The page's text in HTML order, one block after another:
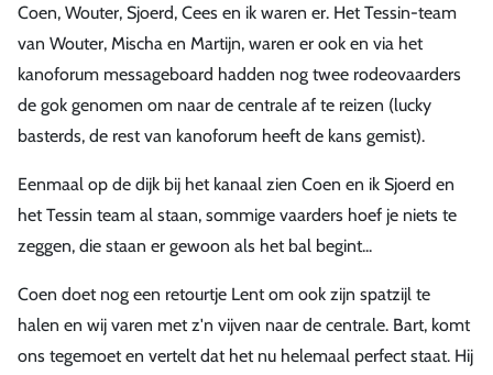
Coen, Wouter, Sjoerd, Cees en ik waren er. Het Tessin-team
van Wouter, Mischa en Martijn, waren er ook en via het
kanoforum messageboard hadden nog twee rodeovaarders
de gok genomen om naar de centrale af te reizen (lucky
basterds, de rest van kanoforum heeft de kans gemist).
Eenmaal op de dijk bij het kanaal zien Coen en ik Sjoerd en
het Tessin team al staan, sommige vaarders hoef je niets te
zeggen, die staan er gewoon als het bal begint...
Coen doet nog een retourtje Lent om ook zijn spatzijl te
halen en wij varen met z'n vijven naar de centrale. Bart, komt
ons tegemoet en vertelt dat het nu helemaal perfect staat. Hij